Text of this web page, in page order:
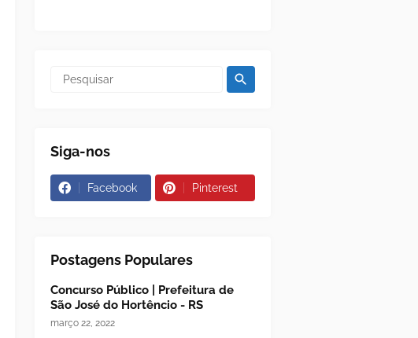
Siga-nos
Facebook Pinterest
Postagens Populares
Concurso Público | Prefeitura de
São José do Hortêncio - RS
março 22, 2022